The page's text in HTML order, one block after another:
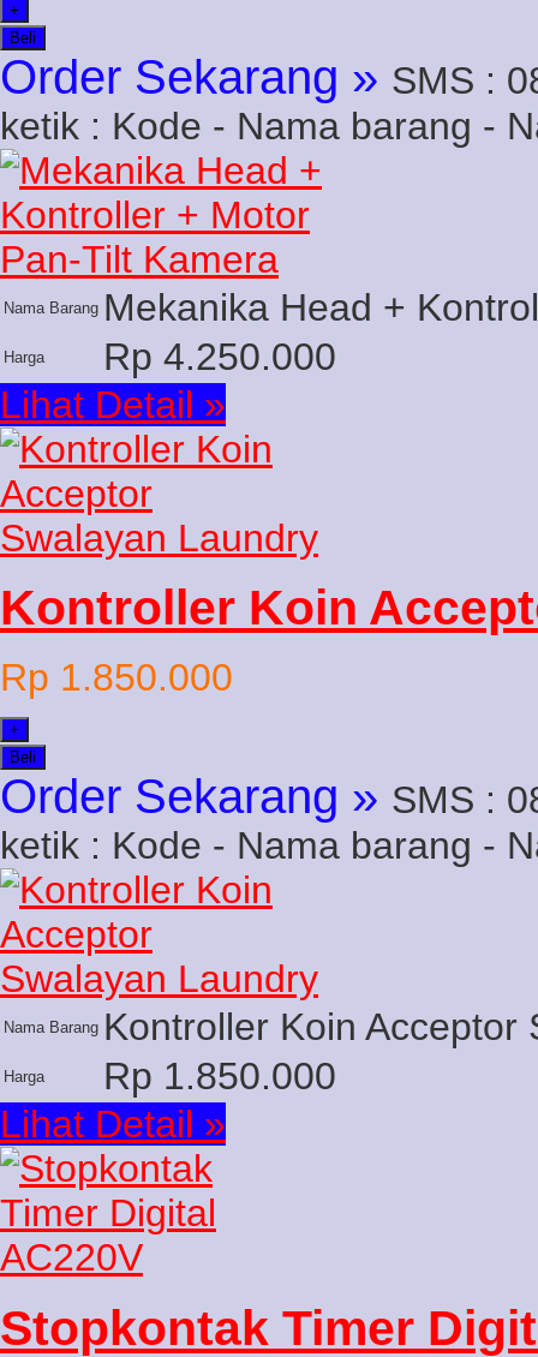
+
Beli
Order Sekarang » SMS :
ketik : Kode - Nama barang -
Nama Barang Mekanika Head +
Harga
Rp 4.250.000
Lihat Detail »
Kontroller Koin
Rp 1.850.000
+
Beli
Order Sekarang » SMS :
ketik : Kode - Nama barang -
Nama Barang Kontroller Koin Acceptor
Harga
Rp 1.850.000
Lihat Detail »
Stopkontak Timer